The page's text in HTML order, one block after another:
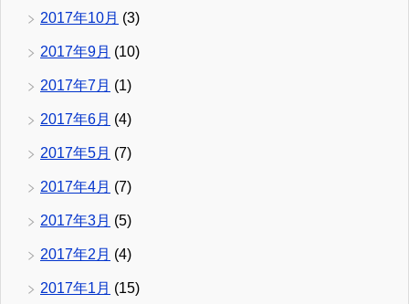
2017年10月 (3)
2017年9月 (10)
2017年7月 (1)
2017年6月 (4)
2017年5月 (7)
2017年4月 (7)
2017年3月 (5)
2017年2月 (4)
2017年1月 (15)